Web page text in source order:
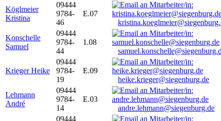
Köglmeier
Kristina
09444
9784-
46
E.07
Konschelle
Samuel
09444
9784-
44
1.08
Krieger Heike
09444
9784-
19
E.09
heike.krieger@siegenburg.de
Lehmann
André
09444
9784-
14
E.03
andre.lehmann@siegenburg.de
09444